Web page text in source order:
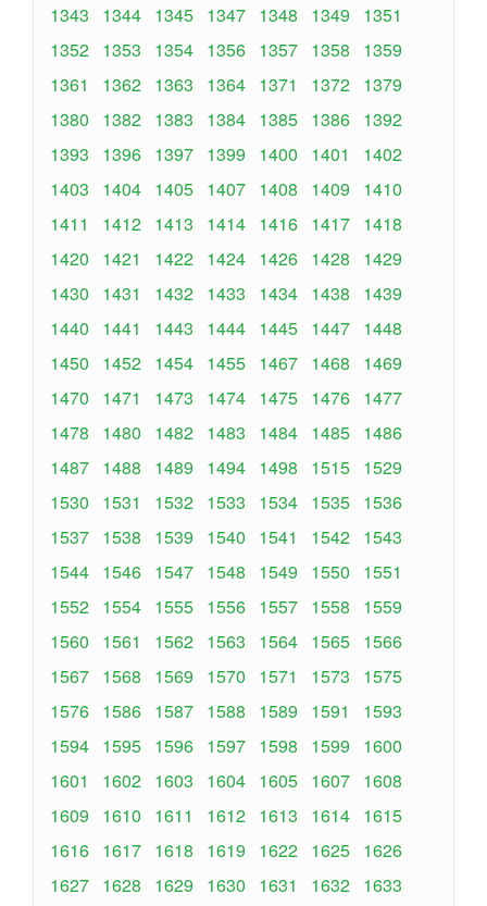
1343 1344 1345 1347 1348 1349
1351
1352 1353 1354 1356 1357 1358
1359
1361
1362 1363 1364 1371 1372 1379
1380
1382 1383 1384 1385 1386 1392
1393
1396 1397 1399 1400 1401
1402
1403
1404 1405 1407 1408 1409
1410
1411
1412 1413 1414 1416 1417 1418
1420
1421 1422 1424 1426 1428
1429
1430
1431 1432 1433 1434 1438
1439
1440
1441 1443 1444 1445 1447 1448
1450
1452 1454 1455 1467 1468
1469
1470
1471 1473 1474 1475 1476 1477
1478
1480 1482 1483 1484 1485 1486
1487 1488 1489 1494 1498 1515 1529
1530
1531 1532 1533 1534 1535 1536
1537 1538 1539 1540 1541 1542 1543
1544 1546 1547 1548 1549 1550
1551
1552 1554 1555 1556 1557 1558
1559
1560
1561 1562 1563 1564 1565 1566
1567 1568 1569 1570 1571 1573
1575
1576 1586 1587 1588 1589 1591
1593
1594 1595 1596 1597 1598 1599
1600
1601
1602 1603 1604 1605 1607 1608
1609
1610 1611 1612 1613 1614 1615
1616 1617 1618 1619 1622 1625 1626
1627 1628 1629 1630 1631 1632 1633